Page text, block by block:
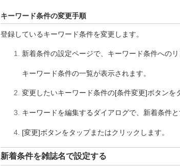
キーワード条件の変更手順
登録しているキーワード条件を変更します。
新着条件の設定ページで、キーワード条件への
キーワード条件の一覧が表示されます。
変更したいキーワード条件の[条件変更]ボタンを
キーワードを編集するダイアログで、新着条件
[変更]ボタンをタップまたはクリックします。
新着条件を雑誌名で設定する